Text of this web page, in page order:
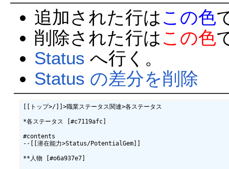
追加された行は この色
削除された行は この色
Status へ行く。
Status の差分を削除
[[トップ>/]]>職業ステータス関連>各ステータス
*各ステータス [#c7119afc]
#contents
--[[潜在能力>Status/PotentialGem]]
**人物 [#o6a937e7]